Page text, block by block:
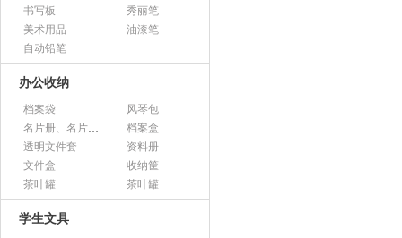
书写板
秀丽笔
美术用品
油漆笔
自动铅笔
办公收纳
档案袋
风琴包
名片册、名片盒、名片座
档案盒
透明文件套
资料册
文件盒
收纳筐
茶叶罐
茶叶罐
学生文具